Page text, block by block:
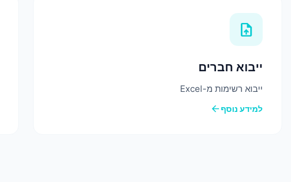
upload_file
ייבוא חברים
ייבוא רשימות מ-Excel
למידע נוסףarrow_back